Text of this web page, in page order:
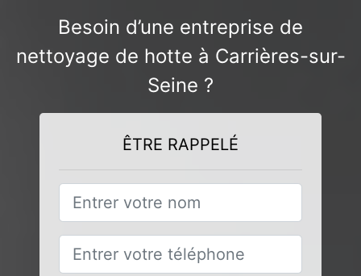
Besoin d’une entreprise de
nettoyage de hotte à Carrières-sur-
Seine ?
ÊTRE RAPPELÉ